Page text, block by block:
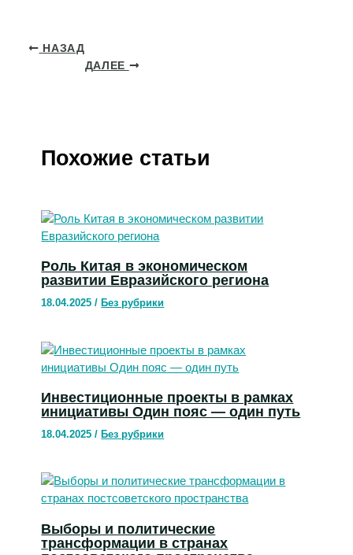
НАЗАД
ДАЛЕЕ
Похожие статьи
Роль Китая в экономическом
развитии Евразийского региона
18.04.2025/ Без рубрики
Инвестиционные проекты в рамках
инициативы Один пояс — один путь
18.04.2025/ Без рубрики
Выборы и политические
трансформации в странах